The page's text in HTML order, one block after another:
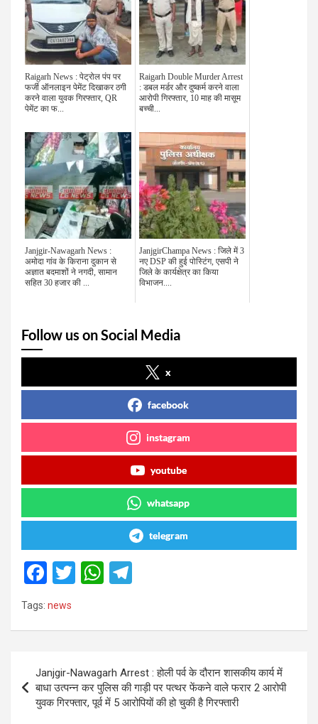
Raigarh News : पेट्रोल पंप पर
फर्जी ऑनलाइन पेमेंट दिखाकर ठगी
करने वाला युवक गिरफ्तार, QR
पेमेंट का फ...
Raigarh Double Murder Arrest
: डबल मर्डर और दुष्कर्म करने वाला
आरोपी गिरफ्तार, 10 माह की मासूम
बच्ची...
Janjgir-Nawagarh News :
अमोदा गांव के किराना दुकान से
अज्ञात बदमाशों ने नगदी, सामान
सहित 30 हजार की ...
JanjgirChampa News : जिले में 3
नए DSP की हुई पोस्टिंग, एसपी ने
जिले के कार्यक्षेत्र का किया
विभाजन....
Follow us on Social Media
x
facebook
instagram
youtube
whatsapp
telegram
F
ce
o
o
k
T
W
A
p
p
a
m
Tags: news
navigation
Janjgir-Nawagarh Arrest : होली पर्व के दौरान शासकीय कार्य में
बाधा उत्पन्न कर पुलिस की गाड़ी पर पत्थर फेंकने वाले फरार 2 आरोपी
युवक गिरफ्तार, पूर्व में 5 आरोपियों की हो चुकी है गिरफ्तारी